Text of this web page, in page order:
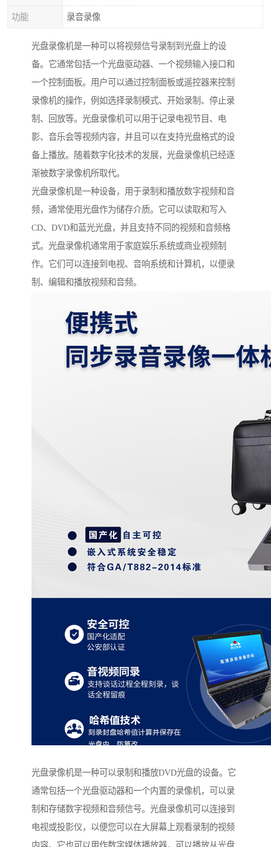
功能 录音录像
光盘录像机是一种可以将视频信号录制到光盘上的设
备。它通常包括一个光盘驱动器、一个视频输入接口和
一个控制面板。用户可以通过控制面板或遥控器来控制
录像机的操作，例如选择录制模式、开始录制、停止录
制、回放等。光盘录像机可以用于记录电视节目、电
影、音乐会等视频内容，并且可以在支持光盘格式的设
备上播放。随着数字化技术的发展，光盘录像机已经逐
渐被数字录像机所取代。
光盘录像机是一种设备，用于录制和播放数字视频和音
频，通常使用光盘作为储存介质。它可以读取和写入
CD、DVD和蓝光光盘，并且支持不同的视频和音频格
式。光盘录像机通常用于家庭娱乐系统或商业视频制
作。它们可以连接到电视、音响系统和计算机，以便录
制、编辑和播放视频和音频。
光盘录像机是一种可以录制和播放DVD光盘的设备。它
通常包括一个光盘驱动器和一个内置的录像机，可以录
制和存储数字视频和音频信号。光盘录像机可以连接到
电视或投影仪，以便您可以在大屏幕上观看录制的视频